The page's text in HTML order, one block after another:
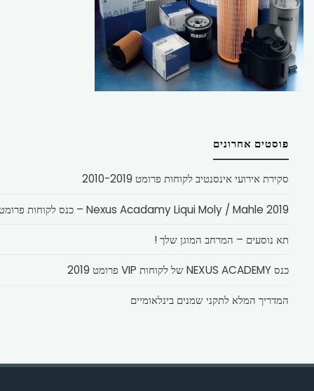
פוסטים אחרונים
סקירת אירועי אינסנטיב לקוחות פרומט 2010-2019
Nexus Acadamy Liqui Moly / Mahle 2019 – כנס לקוחות פרומט
תא נוסעים – המרחב המוגן שלך !
כנס NEXUS ACADEMY של לקוחות VIP פרומט 2019
המדריך המלא לתקני שמנים בינלאומיים